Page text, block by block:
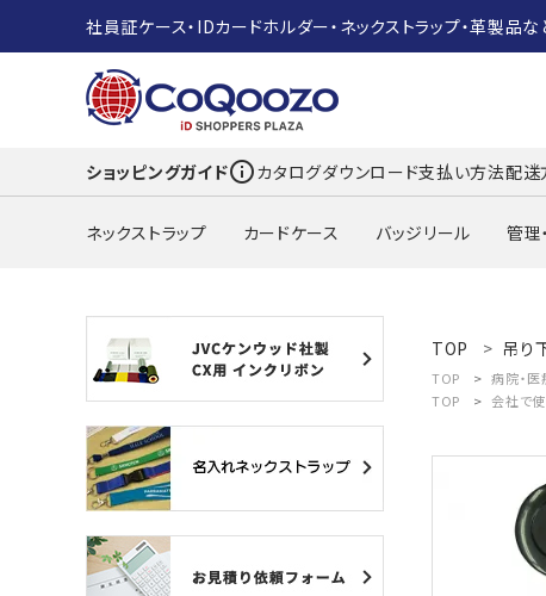
社員証ケース・IDカードホルダー・ネックストラップ・革製品
ショッピングガイドinfo_outlineカタログダウンロード支払い方法配送
ネックストラップ カードケース バッジリール 管理
search
ACCOUNT MENU
ようこそ ゲスト 様
ログイン
ネックストラップ
TOP 吊り
TOP
病院・
TOP
会社で